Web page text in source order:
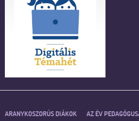
ARANYKOSZORÚS DIÁKOK AZ ÉV